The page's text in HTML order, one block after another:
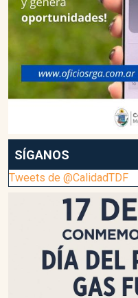
SÍGANOS
Tweets de @CalidadTDF